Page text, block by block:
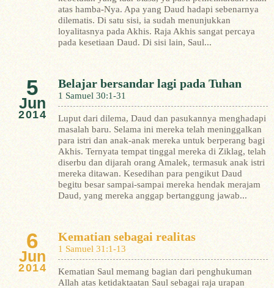
atas hamba-Nya. Apa yang Daud hadapi sebenarnya
dilematis. Di satu sisi, ia sudah menunjukkan
loyalitasnya pada Akhis. Raja Akhis sangat percaya
pada kesetiaan Daud. Di sisi lain, Saul...
5
Jun
2014
Belajar bersandar lagi pada Tuhan
1 Samuel 30:1-31
Luput dari dilema, Daud dan pasukannya menghadapi
masalah baru. Selama ini mereka telah meninggalkan
para istri dan anak-anak mereka untuk berperang bagi
Akhis. Ternyata tempat tinggal mereka di Ziklag, telah
diserbu dan dijarah orang Amalek, termasuk anak istri
mereka ditawan. Kesedihan para pengikut Daud
begitu besar sampai-sampai mereka hendak merajam
Daud, yang mereka anggap bertanggung jawab...
6
Jun
2014
Kematian sebagai realitas
1 Samuel 31:1-13
Kematian Saul memang bagian dari penghukuman
Allah atas ketidaktaatan Saul sebagai raja urapan